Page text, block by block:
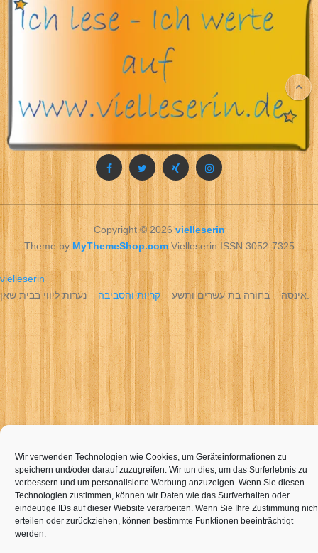
Copyright © 2026vielleserin
Theme by MyThemeShop.comVielleserin ISSN 3052-7325
vielleserin
Wir verwenden Technologien wie Cookies, um Geräteinformationen zu
speichern und/oder darauf zuzugreifen. Wir tun dies, um das Surferlebnis zu
verbessern und um personalisierte Werbung anzuzeigen. Wenn Sie diesen
Technologien zustimmen, können wir Daten wie das Surfverhalten oder
eindeutige IDs auf dieser Website verarbeiten. Wenn Sie Ihre Zustimmung
erteilen oder zurückziehen, können bestimmte Funktionen beeinträchtigt
werden.
אינסה – בחורה בת עשרים ותשע –קריות והסביבה – נערות ליווי בבית שאן.